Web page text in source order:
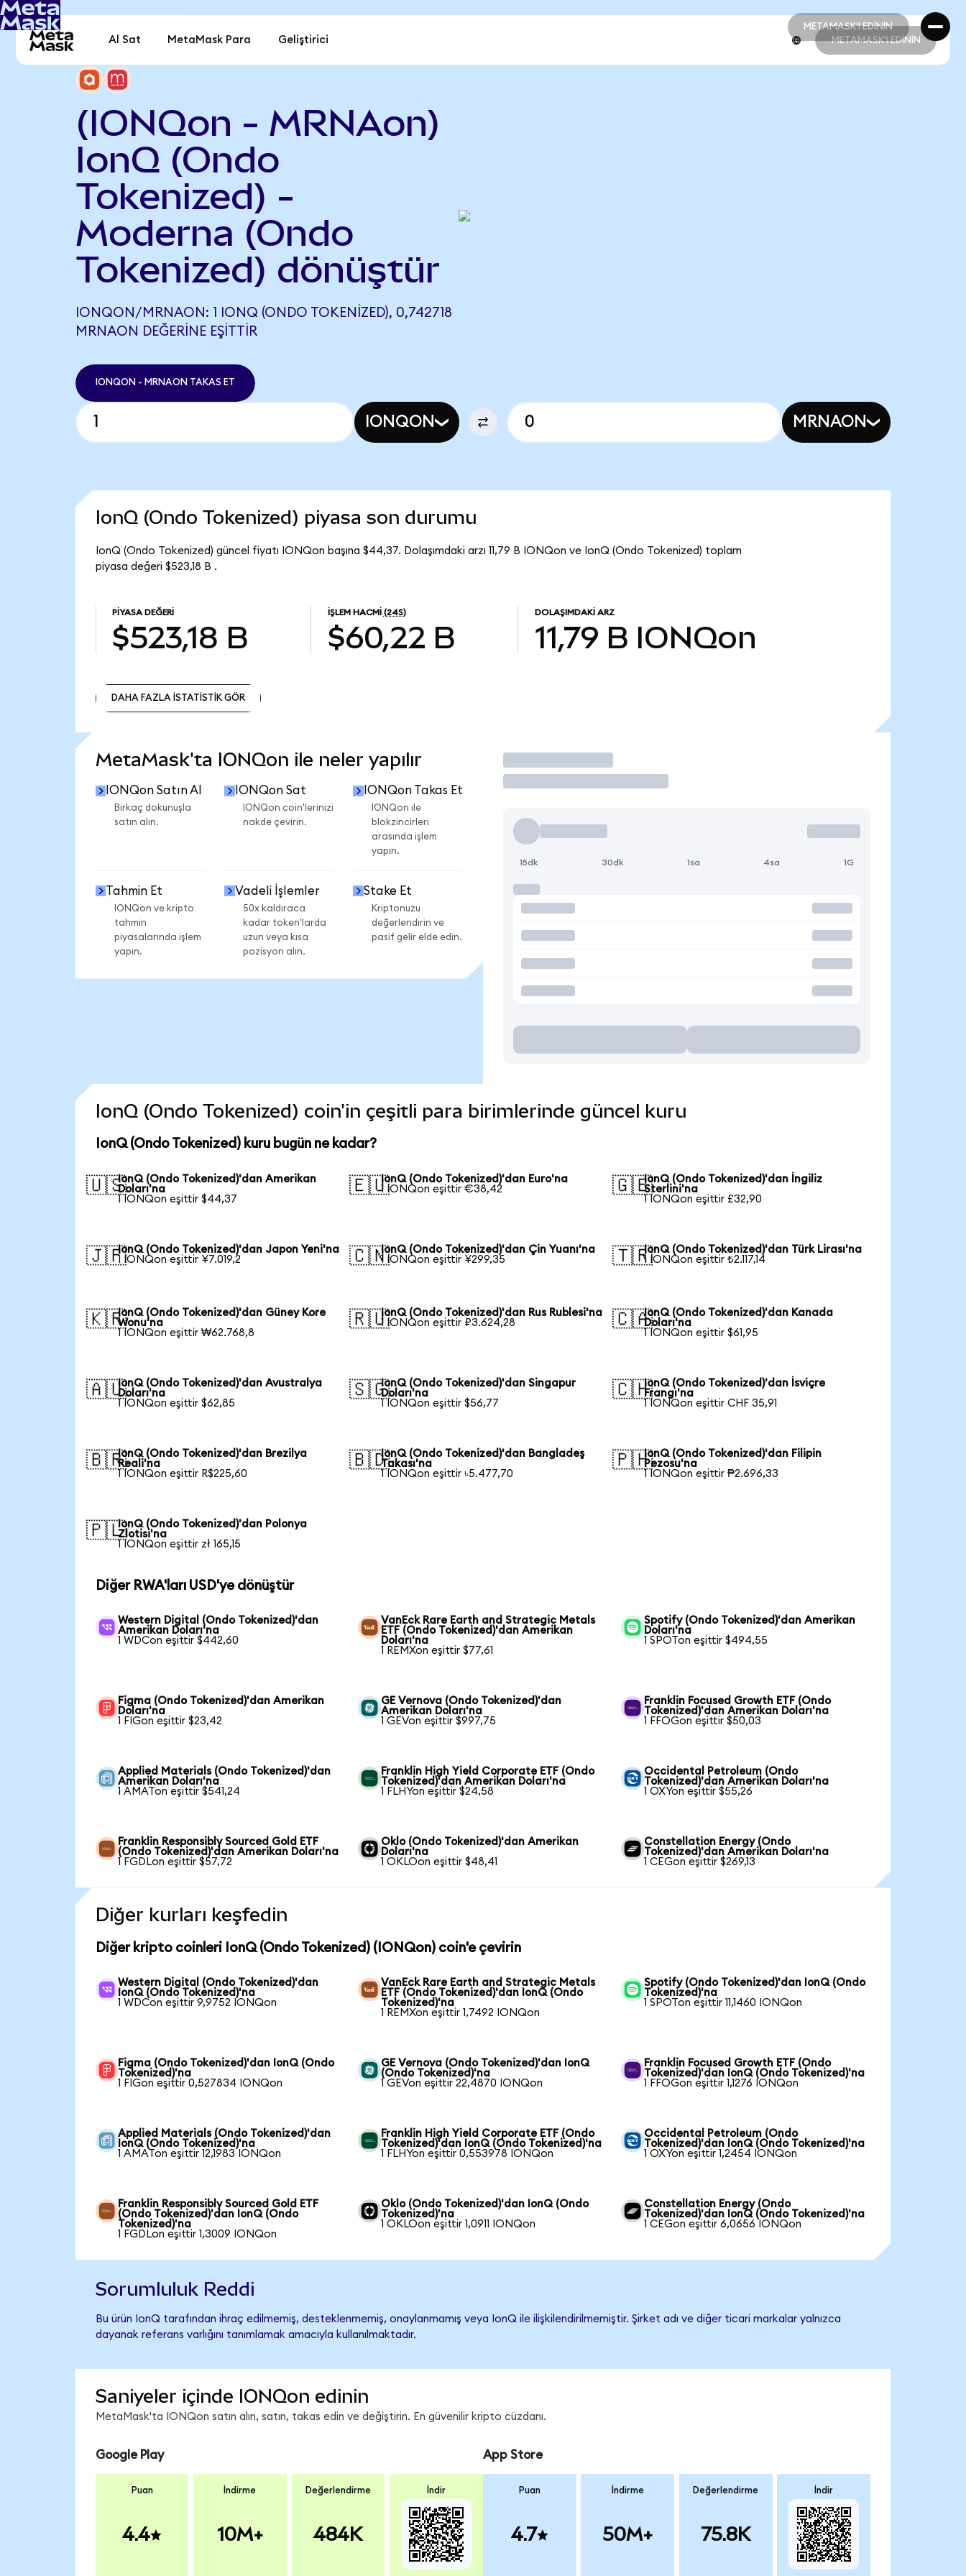
METAMASK'I EDİNİN
METAMASK'I EDİNİN
Al Sat MetaMask Para Geliştirici METAMASK'I EDİNİN
(IONQon - MRNAon)
IonQ (Ondo
Tokenized) -
Moderna (Ondo
Tokenized) dönüştür
IONQON/MRNAON: 1 IONQ (ONDO TOKENIZED), 0,742718
MRNAON DEĞERINE EŞITTIR
IONQON - MRNAON TAKAS ET
IONQON MRNAON
IonQ (Ondo Tokenized) piyasa son durumu
IonQ (Ondo Tokenized) güncel fiyatı IONQon başına $44,37. Dolaşımdaki arzı 11,79 B IONQon ve IonQ (Ondo Tokenized) toplam
piyasa değeri $523,18 B .
PIYASA DEĞERI
$523,18 B
İŞLEM HACMI (24S)
$60,22 B
DOLAŞIMDAKI ARZ
11,79 B IONQon
DAHA FAZLA İSTATİSTİK GÖR
MetaMask'ta IONQon ile neler yapılır
IONQon Satın Al
Birkaç dokunuşla
satın alın.
IONQon Sat
IONQon coin'lerinizi
nakde çevirin.
IONQon Takas Et
IONQon ile
blokzincirleri
arasında işlem
yapın.
Tahmin Et
IONQon ve kripto
tahmin
piyasalarında işlem
yapın.
Vadeli İşlemler
50x kaldıraca
kadar token'larda
uzun veya kısa
pozisyon alın.
Stake Et
Kriptonuzu
değerlendirin ve
pasif gelir elde edin.
İşlem Yap
15dk 30dk 1sa 4sa 1G
IonQ (Ondo Tokenized) coin'in çeşitli para birimlerinde güncel kuru
IonQ (Ondo Tokenized) kuru bugün ne kadar?
🇺🇸IonQ (Ondo Tokenized)'dan Amerikan
Doları'na
1 IONQon eşittir $44,37
🇪🇺IonQ (Ondo Tokenized)'dan Euro'na
1 IONQon eşittir €38,42
🇬🇧IonQ (Ondo Tokenized)'dan İngiliz
Sterlini'na
1 IONQon eşittir £32,90
🇯🇵IonQ (Ondo Tokenized)'dan Japon Yeni'na
1 IONQon eşittir ¥7.019,2
🇨🇳IonQ (Ondo Tokenized)'dan Çin Yuanı'na
1 IONQon eşittir ¥299,35
🇹🇷IonQ (Ondo Tokenized)'dan Türk Lirası'na
1 IONQon eşittir ₺2.117,14
🇰🇷IonQ (Ondo Tokenized)'dan Güney Kore
Wonu'na
1 IONQon eşittir ₩62.768,8
🇷🇺IonQ (Ondo Tokenized)'dan Rus Rublesi'na
1 IONQon eşittir ₽3.624,28
🇨🇦IonQ (Ondo Tokenized)'dan Kanada
Doları'na
1 IONQon eşittir $61,95
🇦🇺IonQ (Ondo Tokenized)'dan Avustralya
Doları'na
1 IONQon eşittir $62,85
🇸🇬IonQ (Ondo Tokenized)'dan Singapur
Doları'na
1 IONQon eşittir $56,77
🇨🇭IonQ (Ondo Tokenized)'dan İsviçre
Frangı'na
1 IONQon eşittir CHF 35,91
🇧🇷IonQ (Ondo Tokenized)'dan Brezilya
Reali'na
1 IONQon eşittir R$225,60
🇧🇩IonQ (Ondo Tokenized)'dan Bangladeş
Takası'na
1 IONQon eşittir ৳5.477,70
🇵🇭IonQ (Ondo Tokenized)'dan Filipin
Pezosu'na
1 IONQon eşittir ₱2.696,33
🇵🇱IonQ (Ondo Tokenized)'dan Polonya
Zlotisi'na
1 IONQon eşittir zł 165,15
Diğer RWA'ları USD'ye dönüştür
Western Digital (Ondo Tokenized)'dan
Amerikan Doları'na
1 WDCon eşittir $442,60
VanEck Rare Earth and Strategic Metals
ETF (Ondo Tokenized)'dan Amerikan
Doları'na
1 REMXon eşittir $77,61
Spotify (Ondo Tokenized)'dan Amerikan
Doları'na
1 SPOTon eşittir $494,55
Figma (Ondo Tokenized)'dan Amerikan
Doları'na
1 FIGon eşittir $23,42
GE Vernova (Ondo Tokenized)'dan
Amerikan Doları'na
1 GEVon eşittir $997,75
Franklin Focused Growth ETF (Ondo
Tokenized)'dan Amerikan Doları'na
1 FFOGon eşittir $50,03
Applied Materials (Ondo Tokenized)'dan
Amerikan Doları'na
1 AMATon eşittir $541,24
Franklin High Yield Corporate ETF (Ondo
Tokenized)'dan Amerikan Doları'na
1 FLHYon eşittir $24,58
Occidental Petroleum (Ondo
Tokenized)'dan Amerikan Doları'na
1 OXYon eşittir $55,26
Franklin Responsibly Sourced Gold ETF
(Ondo Tokenized)'dan Amerikan Doları'na
1 FGDLon eşittir $57,72
Oklo (Ondo Tokenized)'dan Amerikan
Doları'na
1 OKLOon eşittir $48,41
Constellation Energy (Ondo
Tokenized)'dan Amerikan Doları'na
1 CEGon eşittir $269,13
Diğer kurları keşfedin
Diğer kripto coinleri IonQ (Ondo Tokenized) (IONQon) coin'e çevirin
Western Digital (Ondo Tokenized)'dan
IonQ (Ondo Tokenized)'na
1 WDCon eşittir 9,9752 IONQon
VanEck Rare Earth and Strategic Metals
ETF (Ondo Tokenized)'dan IonQ (Ondo
Tokenized)'na
1 REMXon eşittir 1,7492 IONQon
Spotify (Ondo Tokenized)'dan IonQ (Ondo
Tokenized)'na
1 SPOTon eşittir 11,1460 IONQon
Figma (Ondo Tokenized)'dan IonQ (Ondo
Tokenized)'na
1 FIGon eşittir 0,527834 IONQon
GE Vernova (Ondo Tokenized)'dan IonQ
(Ondo Tokenized)'na
1 GEVon eşittir 22,4870 IONQon
Franklin Focused Growth ETF (Ondo
Tokenized)'dan IonQ (Ondo Tokenized)'na
1 FFOGon eşittir 1,1276 IONQon
Applied Materials (Ondo Tokenized)'dan
IonQ (Ondo Tokenized)'na
1 AMATon eşittir 12,1983 IONQon
Franklin High Yield Corporate ETF (Ondo
Tokenized)'dan IonQ (Ondo Tokenized)'na
1 FLHYon eşittir 0,553978 IONQon
Occidental Petroleum (Ondo
Tokenized)'dan IonQ (Ondo Tokenized)'na
1 OXYon eşittir 1,2454 IONQon
Franklin Responsibly Sourced Gold ETF
(Ondo Tokenized)'dan IonQ (Ondo
Tokenized)'na
1 FGDLon eşittir 1,3009 IONQon
Oklo (Ondo Tokenized)'dan IonQ (Ondo
Tokenized)'na
1 OKLOon eşittir 1,0911 IONQon
Constellation Energy (Ondo
Tokenized)'dan IonQ (Ondo Tokenized)'na
1 CEGon eşittir 6,0656 IONQon
Sorumluluk Reddi
Bu ürün IonQ tarafından ihraç edilmemiş, desteklenmemiş, onaylanmamış veya IonQ ile ilişkilendirilmemiştir. Şirket adı ve diğer ticari markalar yalnızca
dayanak referans varlığını tanımlamak amacıyla kullanılmaktadır.
Saniyeler içinde IONQon edinin
MetaMask'ta IONQon satın alın, satın, takas edin ve değiştirin. En güvenilir kripto cüzdanı.
Google Play
Puan
4.4
İndirme
10M+
Değerlendirme
484K
İndir
App Store
Puan
4.7
İndirme
50M+
Değerlendirme
75.8K
İndir